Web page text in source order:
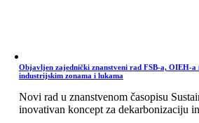
Objavljen zajednički znanstveni rad FSB-a, OIEH-
industrijskim zonama i lukama
Novi rad u znanstvenom časopisu
inovativan koncept za dekarbonizaciju